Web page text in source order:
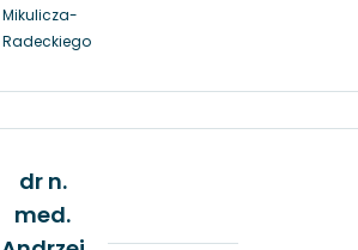
Mikulicza-
Radeckiego
dr n.
med.